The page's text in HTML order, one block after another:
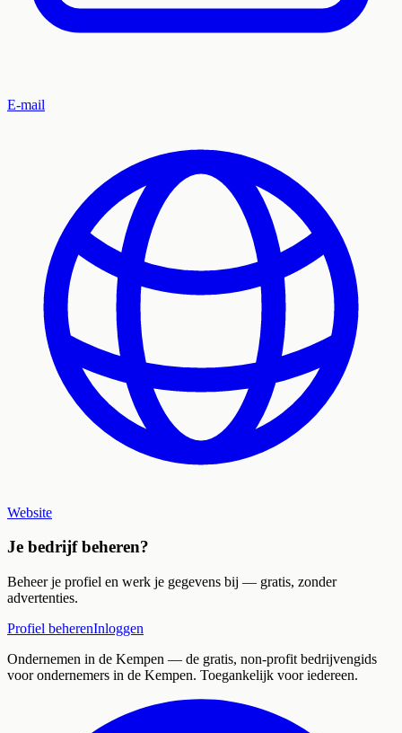
E-mail
Website
Je bedrijf beheren?
Beheer je profiel en werk je gegevens bij — gratis, zonder
advertenties.
Profiel beherenInloggen
Ondernemen in de Kempen — de gratis, non-profit bedrijvengids
voor ondernemers in de Kempen. Toegankelijk voor iedereen.